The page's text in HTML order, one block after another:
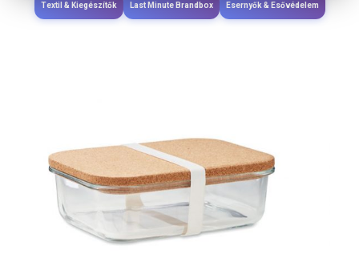
Textil & Kiegészítők Last Minute Brandbox Esernyők & Esővédelem